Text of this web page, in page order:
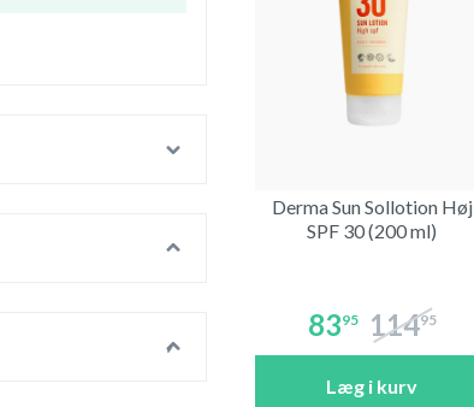
Derma Sun Sollotion Høj
SPF 30 (200 ml)
8395 11495
Læg i kurv